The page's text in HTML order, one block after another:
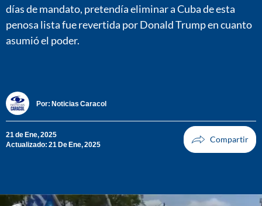
días de mandato, pretendía eliminar a Cuba de esta
penosa lista fue revertida por Donald Trump en cuanto
asumió el poder.
Por: Noticias Caracol
21 de Ene, 2025
Actualizado: 21 De Ene, 2025